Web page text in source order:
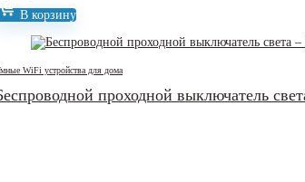
В корзину
WiFi устройства для дома
проходной выключатель